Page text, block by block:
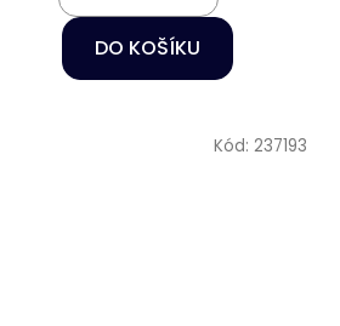
DO KOŠÍKU
Kód: 237193